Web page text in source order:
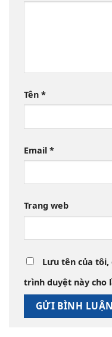
Tên *
Email *
Trang web
Lưu tên của
trình duyệt này cho